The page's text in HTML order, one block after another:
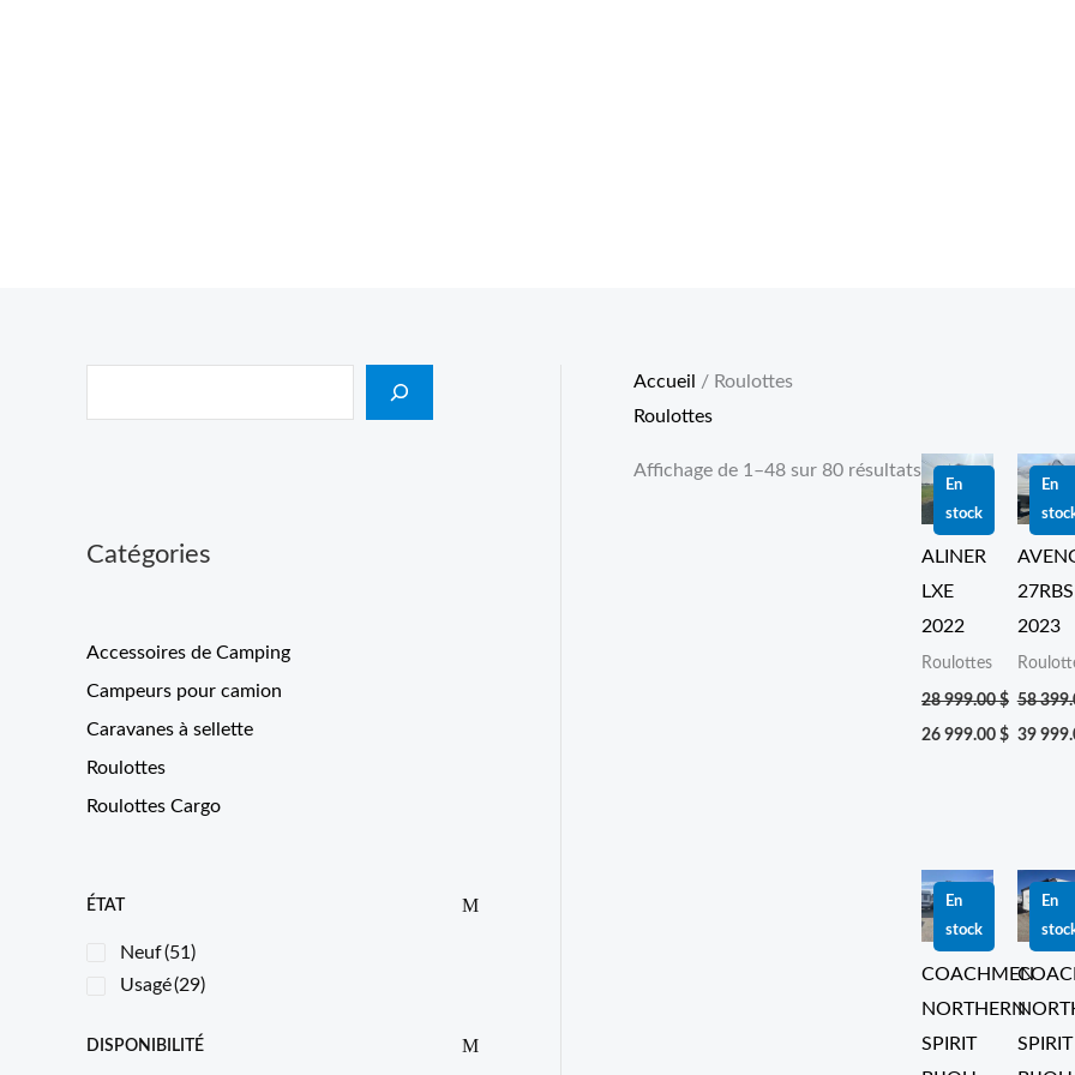
Catégories
Accessoires de Camping
Campeurs pour camion
Caravanes à sellette
Roulottes
Roulottes Cargo
ÉTAT
Neuf(51)
Usagé(29)
DISPONIBILITÉ
Accueil
/ Roulottes
Roulottes
Affichage de 1–48 sur 80 résultats
En
stock
ALINER
LXE
2022
Roulottes
28 999.00$
Le
prix
initial
était :
28 999.00 $.
26 999.00 $
Le
prix
actuel
est :
26 999.00 $.
En
27RBS
2023
58
Le
prix
initial
était :
58
39
Le
prix
actuel
est :
39
En
stock
COACHMEN
NORTHERN
SPIRIT
Le
prix
initial
était :
40 999.00 $.
Le
prix
actuel
est :
34 999.00 $.
En
SPIRIT
Le
prix
initial
était :
56
Le
prix
actuel
est :
47